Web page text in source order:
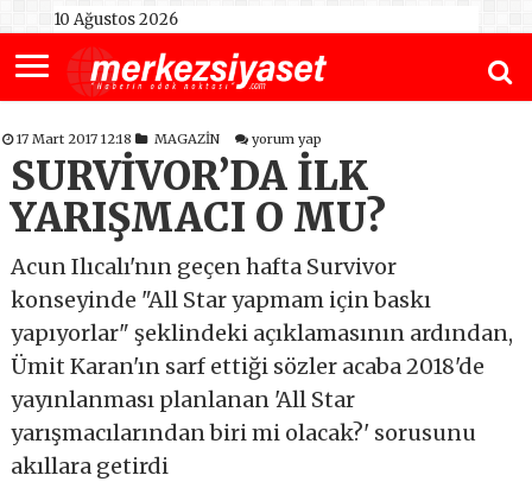
10 Ağustos 2026
17 Mart 2017 12:18 MAGAZİN yorum yap
SURVİVOR’DA İLK
YARIŞMACI O MU?
Acun Ilıcalı'nın geçen hafta Survivor
konseyinde "All Star yapmam için baskı
yapıyorlar" şeklindeki açıklamasının ardından,
Ümit Karan'ın sarf ettiği sözler acaba 2018'de
yayınlanması planlanan 'All Star
yarışmacılarından biri mi olacak?' sorusunu
akıllara getirdi